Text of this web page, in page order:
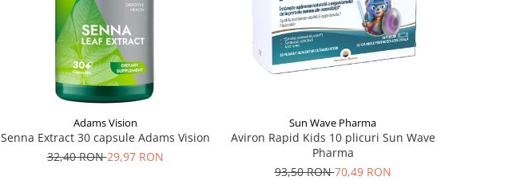
Adams Vision
Senna Extract 30 capsule Adams Vision
32,40 RON29,97 RON
Sun Wave Pharma
Aviron Rapid Kids 10 plicuri Sun Wave
Pharma
93,50 RON70,49 RON